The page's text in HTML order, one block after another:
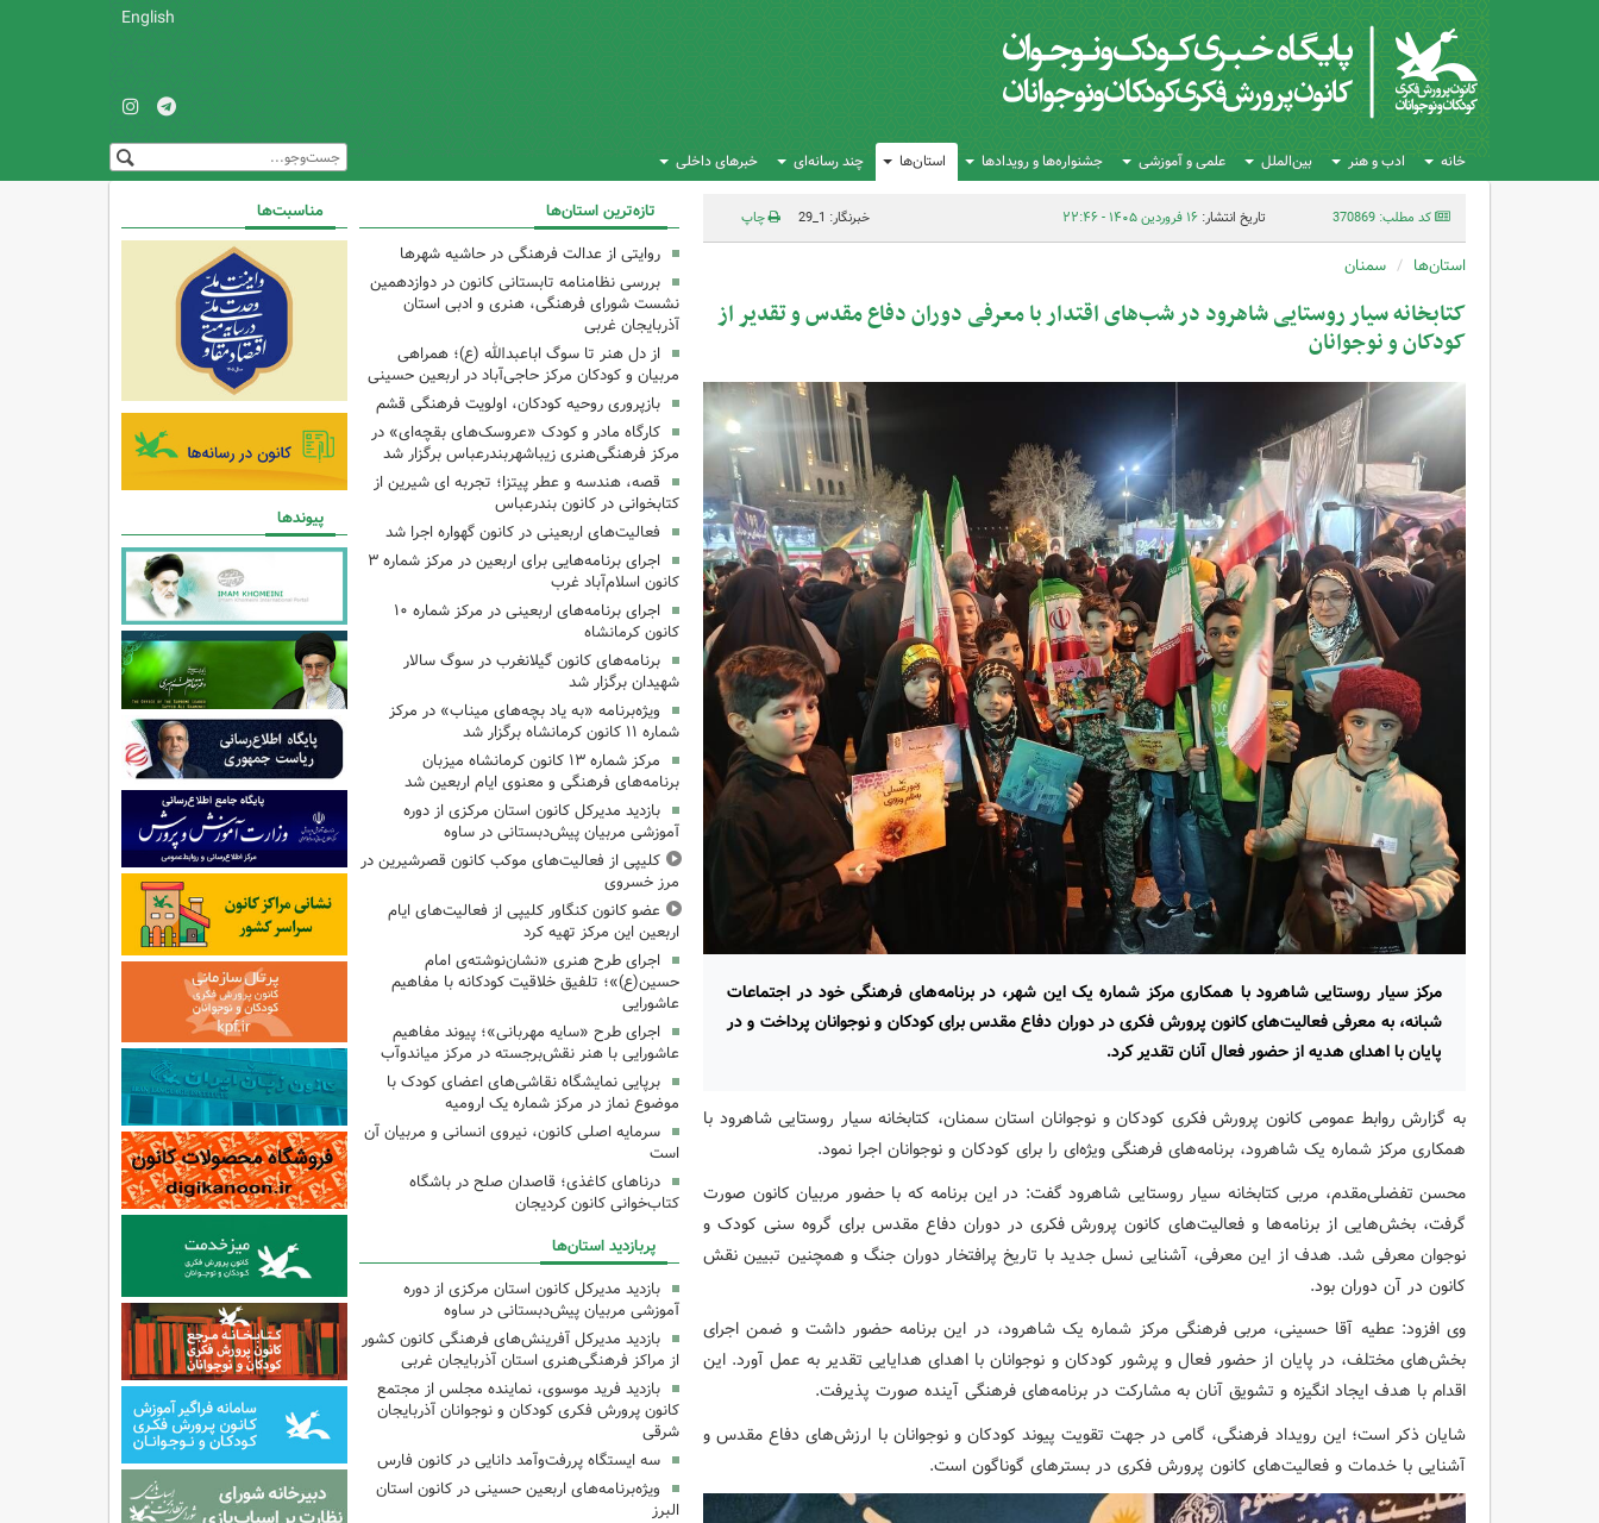
English
خانه ادب و هنر بین‌الملل علمی و آموزشی جشنواره‌ها و رویدادها استان‌ها چند رسانه‌ای خبرهای داخلی
کد مطلب: 370869 تاریخ انتشار:۱۶ فروردین ۱۴۰۵ - ۲۲:۴۶ خبرنگار: 1_29 چاپ
استان‌ها سمنان
کتابخانه سیار روستایی شاهرود در شب‌های اقتدار با معرفی دوران دفاع مقدس و تقدیر از
کودکان و نوجوانان
مرکز سیار روستایی شاهرود با همکاری مرکز شماره یک این شهر، در برنامه‌های فرهنگی خود در اجتماعات
شبانه، به معرفی فعالیت‌های کانون پرورش فکری در دوران دفاع مقدس برای کودکان و نوجوانان پرداخت و در
پایان با اهدای هدیه از حضور فعال آنان تقدیر کرد.
به گزارش روابط عمومی کانون پرورش فکری کودکان و نوجوانان استان سمنان، کتابخانه سیار روستایی شاهرود با
همکاری مرکز شماره یک شاهرود، برنامه‌های فرهنگی ویژه‌ای را برای کودکان و نوجوانان اجرا نمود.
محسن تفضلی‌مقدم، مربی کتابخانه سیار روستایی شاهرود گفت: در این برنامه که با حضور مربیان کانون صورت
گرفت، بخش‌هایی از برنامه‌ها و فعالیت‌های کانون پرورش فکری در دوران دفاع مقدس برای گروه سنی کودک و
نوجوان معرفی شد. هدف از این معرفی، آشنایی نسل جدید با تاریخ پرافتخار دوران جنگ و همچنین تبیین نقش
کانون در آن دوران بود.
وی افزود: عطیه آقا حسینی، مربی فرهنگی مرکز شماره یک شاهرود، در این برنامه حضور داشت و ضمن اجرای
بخش‌های مختلف، در پایان از حضور فعال و پرشور کودکان و نوجوانان با اهدای هدایایی تقدیر به عمل آورد. این
اقدام با هدف ایجاد انگیزه و تشویق آنان به مشارکت در برنامه‌های فرهنگی آینده صورت پذیرفت.
شایان ذکر است؛ این رویداد فرهنگی، گامی در جهت تقویت پیوند کودکان و نوجوانان با ارزش‌های دفاع مقدس و
آشنایی با خدمات و فعالیت‌های کانون پرورش فکری در بسترهای گوناگون است.
تازه‌ترین استان‌ها
روایتی از عدالت فرهنگی در حاشیه شهرها
بررسی نظامنامه تابستانی کانون در دوازدهمین
نشست شورای فرهنگی، هنری و ادبی استان
آذربایجان غربی
از دل هنر تا سوگ اباعبدالله (ع)؛ همراهی
مربیان و کودکان مرکز حاجی‌آباد در اربعین حسینی
بازپروری روحیه کودکان، اولویت فرهنگی قشم
کارگاه مادر و کودک «عروسک‌های بقچه‌ای» در
مرکز فرهنگی‌هنری زیباشهربندرعباس برگزار شد
قصه، هندسه و عطر پیتزا؛ تجربه ای شیرین از
کتابخوانی در کانون بندرعباس
فعالیت‌های اربعینی در کانون گهواره اجرا شد
اجرای برنامه‌هایی برای اربعین در مرکز شماره ۳
کانون اسلام‌آباد غرب
اجرای برنامه‌های اربعینی در مرکز شماره ۱۰
کانون کرمانشاه
برنامه‌های کانون گیلانغرب در سوگ سالار
شهیدان برگزار شد
ویژه‌برنامه «به یاد بچه‌های میناب» در مرکز
شماره ۱۱ کانون کرمانشاه برگزار شد
مرکز شماره ۱۳ کانون کرمانشاه میزبان
برنامه‌های فرهنگی و معنوی ایام اربعین شد
بازدید مدیرکل کانون استان مرکزی از دوره
آموزشی مربیان پیش‌دبستانی در ساوه
کلیپی از فعالیت‌های موکب کانون قصرشیرین در
مرز خسروی
عضو کانون کنگاور کلیپی از فعالیت‌های ایام
اربعین این مرکز تهیه کرد
اجرای طرح هنری «نشان‌نوشته‌ی امام
حسین(ع)»؛ تلفیق خلاقیت کودکانه با مفاهیم
عاشورایی
اجرای طرح «سایه مهربانی»؛ پیوند مفاهیم
عاشورایی با هنر نقش‌برجسته در مرکز میاندوآب
برپایی نمایشگاه نقاشی‌های اعضای کودک با
موضوع نماز در مرکز شماره یک ارومیه
سرمایه اصلی کانون، نیروی انسانی و مربیان آن
است
درناهای کاغذی؛ قاصدان صلح در باشگاه
کتاب‌خوانی کانون کردیجان
پربازدید استان‌ها
بازدید مدیرکل کانون استان مرکزی از دوره
آموزشی مربیان پیش‌دبستانی در ساوه
بازدید مدیرکل آفرینش‌های فرهنگی کانون کشور
از مراکز فرهنگی‌هنری استان آذربایجان غربی
بازدید فرید موسوی، نماینده مجلس از مجتمع
کانون پرورش فکری کودکان و نوجوانان آذربایجان
شرقی
سه ایستگاه پررفت‌وآمد دانایی در کانون فارس
ویژه‌برنامه‌های اربعین حسینی در کانون استان
البرز
مناسبت‌ها
پیوندها